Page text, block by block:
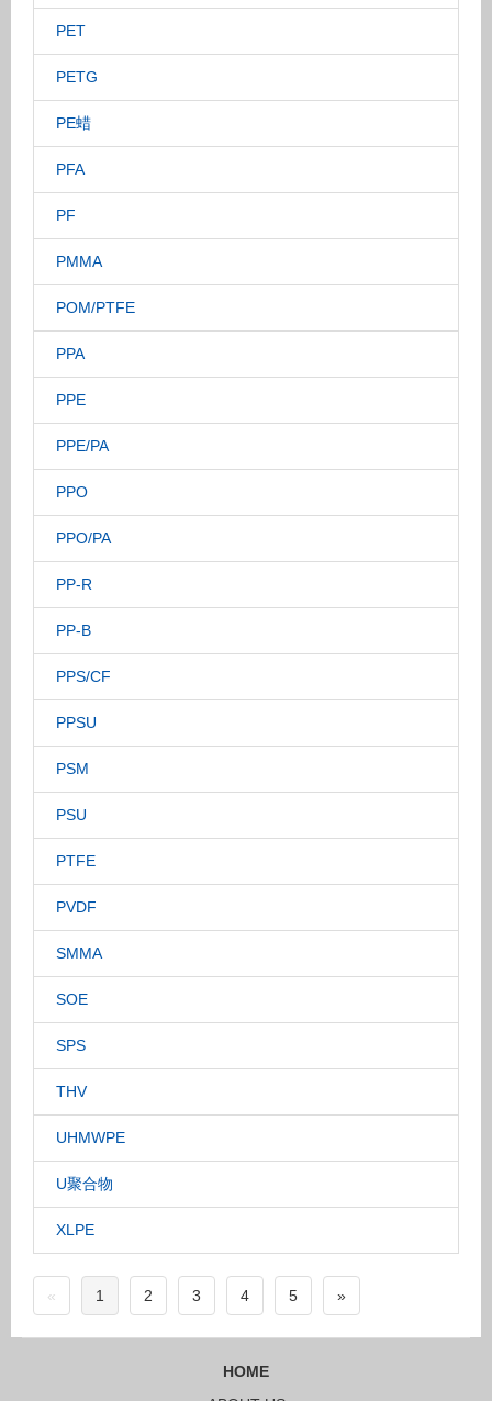
PET
PETG
PE蜡
PFA
PF
PMMA
POM/PTFE
PPA
PPE
PPE/PA
PPO
PPO/PA
PP-R
PP-B
PPS/CF
PPSU
PSM
PSU
PTFE
PVDF
SMMA
SOE
SPS
THV
UHMWPE
U聚合物
XLPE
« 1 2 3 4 5 »
HOME